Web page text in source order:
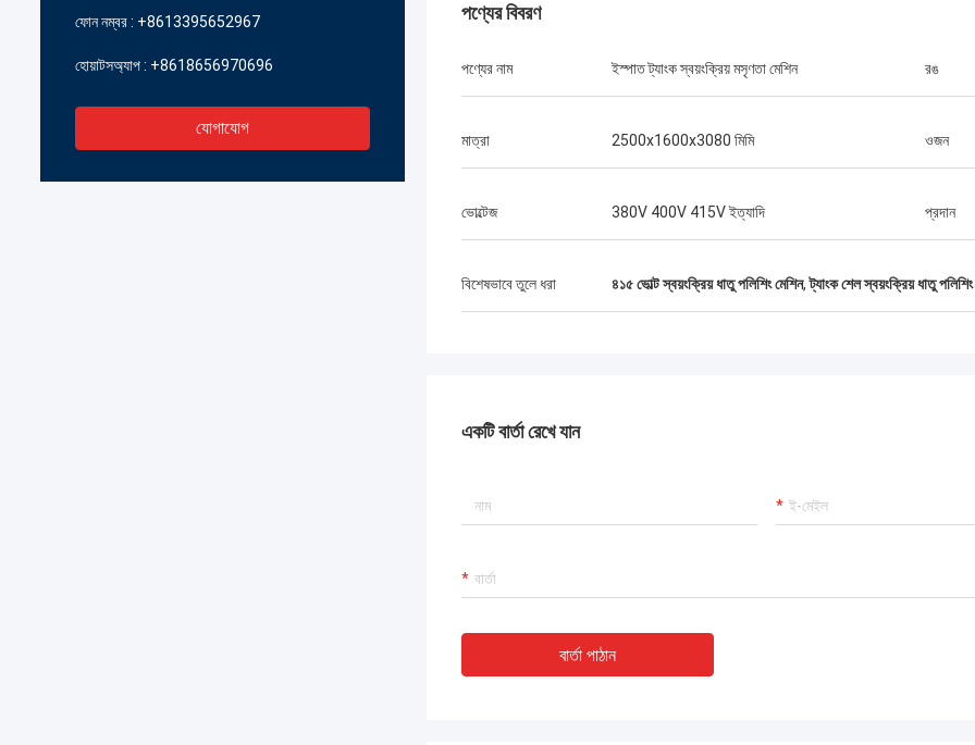
ফোন নম্বর : +8613395652967
হোয়াটসঅ্যাপ : +8618656970696
যোগাযোগ
পণ্যের বিবরণ
পণ্যের নাম ইস্পাত ট্যাংক স্বয়ংক্রিয় মসৃণতা মেশিন রঙ
মাত্রা 2500x1600x3080 মিমি ওজন
ভোল্টেজ 380V 400V 415V ইত্যাদি প্রদান
বিশেষভাবে তুলে ধরা ৪১৫ ভোল্ট স্বয়ংক্রিয় ধাতু পলিশিং মেশিন,ট্যাংক শেল স্বয়ংক্রিয় ধাতু পলিশিং
একটি বার্তা রেখে যান
বার্তা পাঠান